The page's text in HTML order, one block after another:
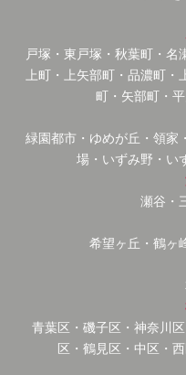
戸塚・東戸塚・秋葉町・名
上町・上矢部町・品濃町
町・矢部町・
緑園都市・ゆめが丘・領家
場・いずみ野・い
瀬谷・
希望ヶ丘・鶴ヶ
青葉区・磯子区・神奈川
区・鶴見区・中区・